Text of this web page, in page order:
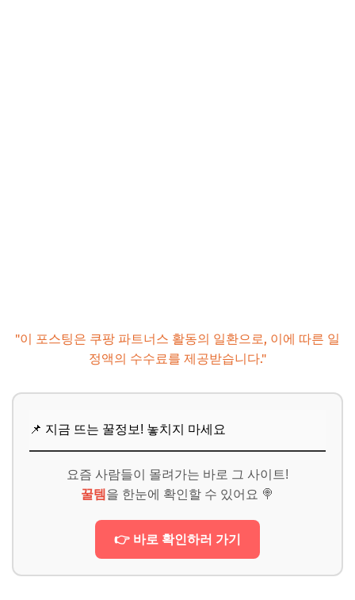
"이 포스팅은 쿠팡 파트너스 활동의 일환으로, 이에 따른 일
정액의 수수료를 제공받습니다."
📌 지금 뜨는 꿀정보! 놓치지 마세요
요즘 사람들이 몰려가는 바로 그 사이트!
꿀템 을 한눈에 확인할 수 있어요 🍭
👉 바로 확인하러 가기